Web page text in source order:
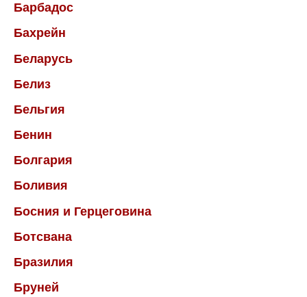
Барбадос
Бахрейн
Беларусь
Белиз
Бельгия
Бенин
Болгария
Боливия
Босния и Герцеговина
Ботсвана
Бразилия
Бруней